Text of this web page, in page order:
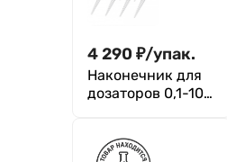
4 290 ₽/упак.
Наконечник для
дозаторов 0,1-10
фильтром,